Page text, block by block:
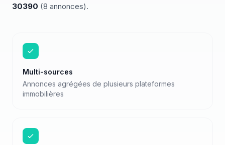
30390 (8 annonces).
Multi-sources
Annonces agrégées de plusieurs plateformes
immobilières